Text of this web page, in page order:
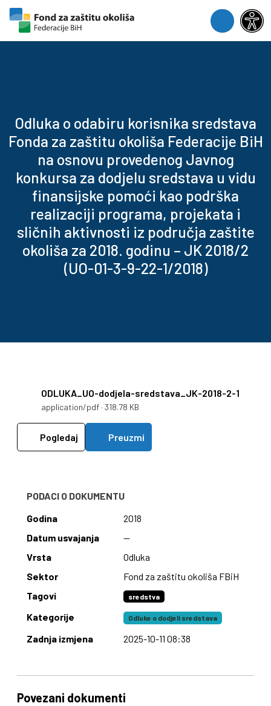
Skip to content
Skip to footer
Menu
Odluka o odabiru korisnika sredstava
Fonda za zaštitu okoliša Federacije BiH
na osnovu provedenog Javnog
konkursa za dodjelu sredstava u vidu
finansijske pomoći kao podrška
realizaciji programa, projekata i
sličnih aktivnosti iz područja zaštite
okoliša za 2018. godinu – JK 2018/2
(UO-01-3-9-22-1/2018)
ODLUKA_UO-dodjela-sredstava_JK-2018-2-1
application/pdf · 318.78 KB
Pogledaj Preuzmi
PODACI O DOKUMENTU
Godina
2018
Datum usvajanja
—
Vrsta
Odluka
Sektor
Fond za zaštitu okoliša FBiH
Tagovi
sredstva
Kategorije Odluke o dodjeli sredstava
Zadnja izmjena 2025-10-11 08:38
Povezani dokumenti